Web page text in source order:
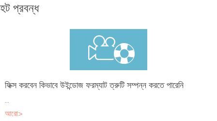
হট প্রবন্ধ
ফিক্স করবেন কিভাবে উইন্ডোজ ফরম্যাট ত্রুটি সম্পন্ন করতে পারেনি
...
আরো>